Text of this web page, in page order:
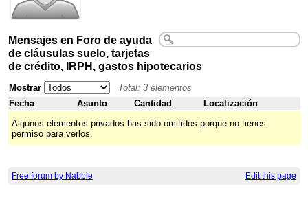
Mensajes en Foro de ayuda
de cláusulas suelo, tarjetas
de crédito, IRPH, gastos hipotecarios
Mostrar
Total: 3 elementos
Fecha
Asunto Cantidad
Localización
Algunos elementos privados has sido omitidos porque no tienes
permiso para verlos.
Free forum by Nabble Edit this page